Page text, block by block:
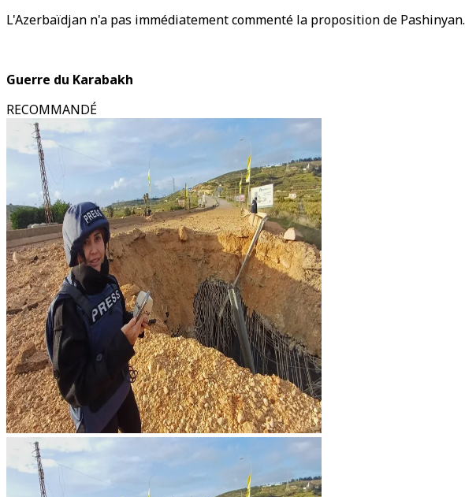
L'Azerbaïdjan n'a pas immédiatement commenté la proposition de Pashinyan.
Guerre du Karabakh
RECOMMANDÉ